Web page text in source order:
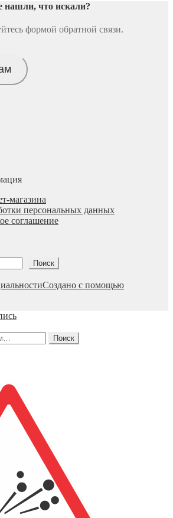
нашли, что искали?
формой обратной связи.
магазина
персональных данных
соглашение
Поиск
Создано с помощью
Поиск